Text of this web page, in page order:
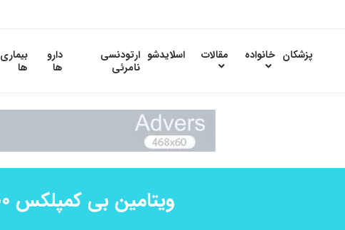
پزشکان خانواده مقالات اسلایدشو ارتودنسی
نامرئی
دارو
ها
بیماری
ها
ویتامین بی کمپلکس 100 تزریقی